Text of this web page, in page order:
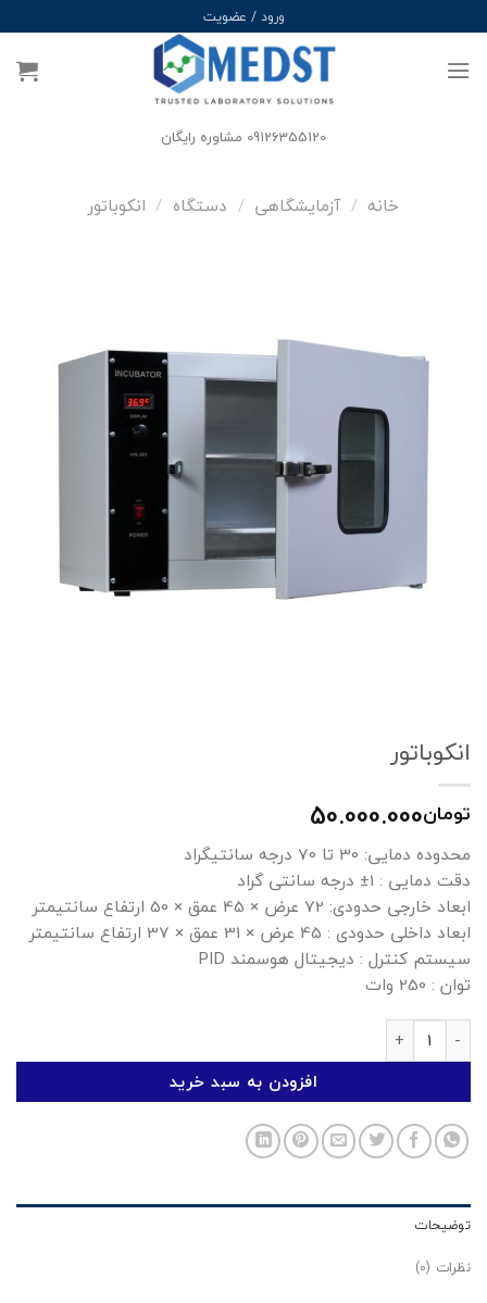
to
content
ورود / عضویت
09126355120 مشاوره رایگان
خانه / آزمایشگاهی / دستگاه / انکوباتور
انکوباتور
تومان50.000.000
محدوده دمایی: 30 تا 70 درجه سانتیگراد
دقت دمایی : 1± درجه سانتی گراد
ابعاد خارجی حدودی: 72 عرض × 45 عمق × 50 ارتفاع سانتیمتر
ابعاد داخلی حدودی : 45 عرض × 31 عمق × 37 ارتفاع سانتیمتر
سیستم کنترل : دیجیتال هوسمند PID
توان : 250 وات
انکوباتور عدد
افزودن به سبد خرید
توضیحات
نظرات (0)